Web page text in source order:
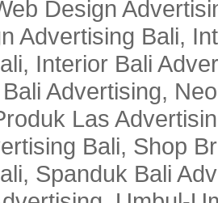
Design
Advertising Bali,
Interior Bali
Advertising,
Las
Bali, Shop
Spanduk Bali